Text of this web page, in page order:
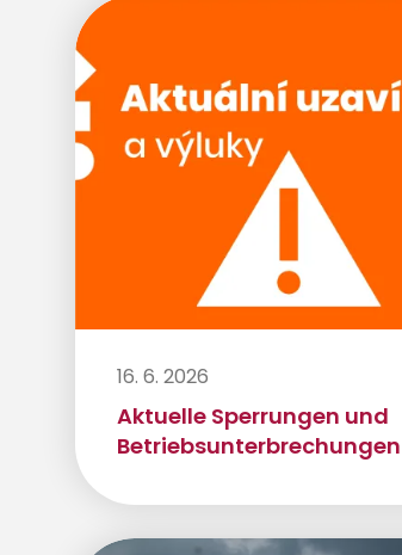
16. 6. 2026
Aktuelle Sperrungen und
Betriebsunterbrechungen